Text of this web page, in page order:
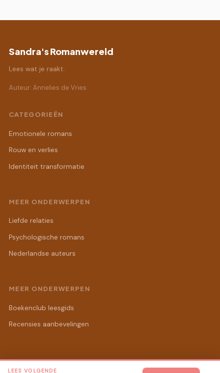
Sandra's Romanwereld
Lees wat je raakt.
Auteur: Annelies de Vries
CATEGORIEËN
Emotionele romans
Rouw en verlies
Identiteit transformatie
MEER ONDERWERPEN
Liefde relaties
Psychologische romans
Nederlandse auteurs
MEER ONDERWERPEN
Boekenclub leesgids
Recensies aanbevelingen
LEES VOLGENDE